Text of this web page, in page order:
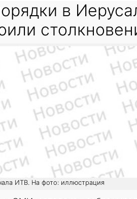
в
ИТВ. На фото: иллюстрация